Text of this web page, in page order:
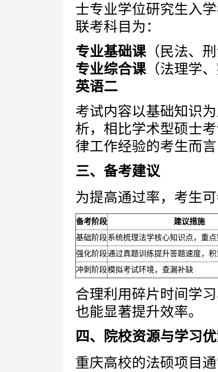
士专业学位研究生入
联考科目为：
专业基础课（民法、
专业综合课（法理学
英语二
考试内容以基础知识
析，相比学术型硕士
律工作经验的考生而
三、备考建议
为提高通过率，考生
备考阶段
建议措施
基础阶段系统梳理法学核心知识点，重
强化阶段通过真题训练提升答题速度，
冲刺阶段模拟考试环境，查漏补缺
合理利用碎片时间学
也能显著提升效率。
四、院校资源与学习
重庆高校的法硕项目